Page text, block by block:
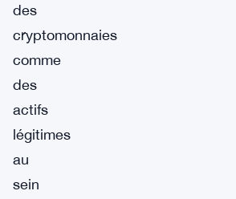
des
cryptomonnaies
comme
des
actifs
légitimes
au
sein